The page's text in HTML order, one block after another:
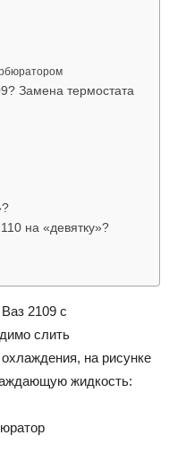
Замена термостата
на «девятку»?
2109 с
слить
на рисунке
жидкость: